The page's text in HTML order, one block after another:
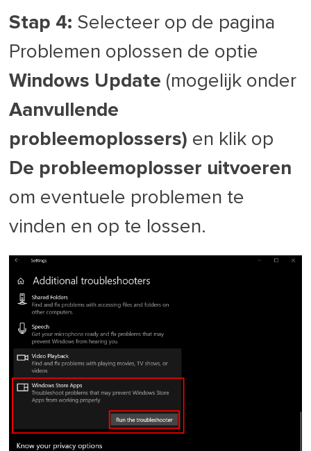
Stap 4: Selecteer op de pagina
Problemen oplossen de optie
Windows Update (mogelijk onder
Aanvullende
probleemoplossers) en klik op
De probleemoplosser uitvoeren
om eventuele problemen te
vinden en op te lossen.